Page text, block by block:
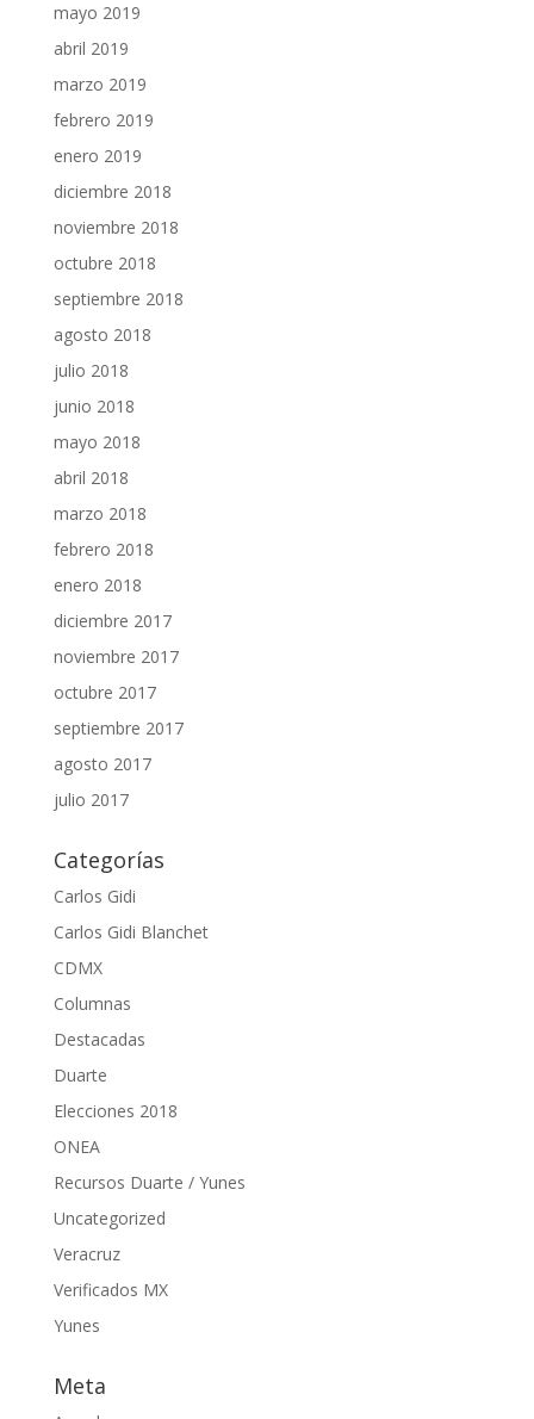
mayo 2019
abril 2019
marzo 2019
febrero 2019
enero 2019
diciembre 2018
noviembre 2018
octubre 2018
septiembre 2018
agosto 2018
julio 2018
junio 2018
mayo 2018
abril 2018
marzo 2018
febrero 2018
enero 2018
diciembre 2017
noviembre 2017
octubre 2017
septiembre 2017
agosto 2017
julio 2017
Categorías
Carlos Gidi
Carlos Gidi Blanchet
CDMX
Columnas
Destacadas
Duarte
Elecciones 2018
ONEA
Recursos Duarte / Yunes
Uncategorized
Veracruz
Verificados MX
Yunes
Meta